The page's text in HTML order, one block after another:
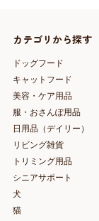
カテゴリから探す
ドッグフード
キャットフード
美容・ケア用品
服・おさんぽ用品
日用品（デイリー）
リビング雑貨
トリミング用品
シニアサポート
犬
猫